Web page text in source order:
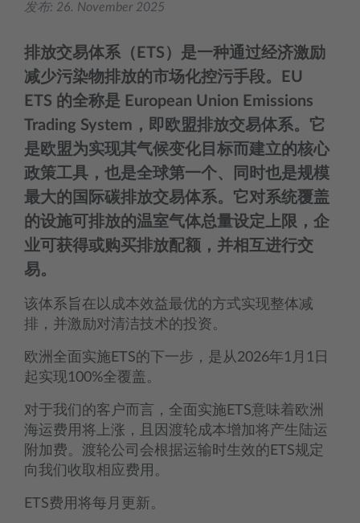
发布: 26. November 2025
排放交易体系（ETS）是一种通过经济激励
减少污染物排放的市场化控污手段。EU
ETS 的全称是 European Union Emissions
Trading System，即欧盟排放交易体系。它
是欧盟为实现其气候变化目标而建立的核心
政策工具，也是全球第一个、同时也是规模
最大的国际碳排放交易体系。它对系统覆盖
的设施可排放的温室气体总量设定上限，企
业可获得或购买排放配额，并相互进行交
易。
该体系旨在以成本效益最优的方式实现整体减
排，并激励对清洁技术的投资。
欧洲全面实施ETS的下一步，是从2026年1月1日
起实现100%全覆盖。
对于我们的客户而言，全面实施ETS意味着欧洲
海运费用将上涨，且因渡轮成本增加将产生陆运
附加费。渡轮公司会根据运输时生效的ETS规定
向我们收取相应费用。
ETS费用将每月更新。